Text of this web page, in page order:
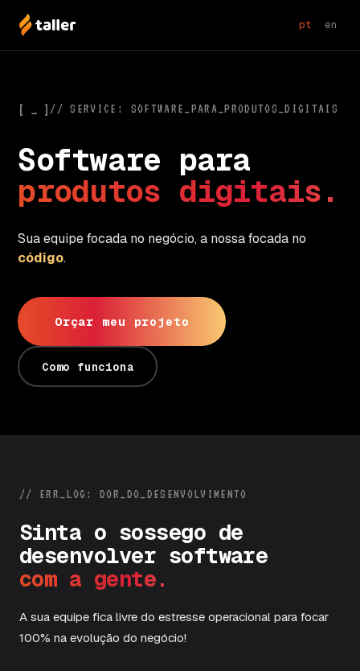
pt · en
[ _ ]// SERVICE: SOFTWARE_PARA_PRODUTOS_DIGITAIS
Software para
produtos digitais.
Sua equipe focada no negócio, a nossa focada no
código.
Orçar meu projeto
Como funciona
// ERR_LOG: DOR_DO_DESENVOLVIMENTO
Sinta o sossego de
desenvolver software
com a gente.
A sua equipe fica livre do estresse operacional para focar
100% na evolução do negócio!